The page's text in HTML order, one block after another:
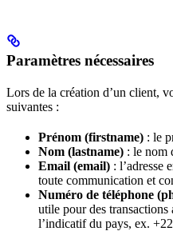
Paramètres nécessaires
Lors de la création d’un client,
suivantes :
Prénom (firstname) : le
Nom (lastname) : le nom
Email (email) : l’adresse
toute communication et
Numéro de téléphone
utile pour des
l’indicatif du pays, ex.